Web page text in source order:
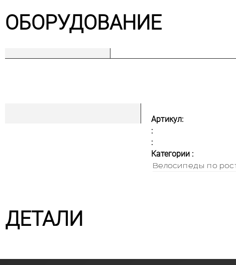
ОБОРУДОВАНИЕ
Артикул:
:
:
Категории :
Велосипеды по
ДЕТАЛИ